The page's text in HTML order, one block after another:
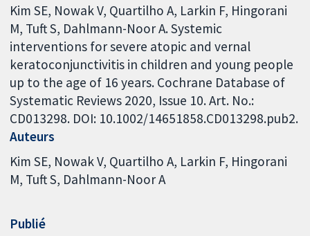
Kim SE, Nowak V, Quartilho A, Larkin F, Hingorani
M, Tuft S, Dahlmann-Noor A. Systemic
interventions for severe atopic and vernal
keratoconjunctivitis in children and young people
up to the age of 16 years. Cochrane Database of
Systematic Reviews 2020, Issue 10. Art. No.:
CD013298. DOI: 10.1002/14651858.CD013298.pub2.
Auteurs
Kim SE Nowak V Quartilho A Larkin F Hingorani
M Tuft S Dahlmann-Noor A
Publié